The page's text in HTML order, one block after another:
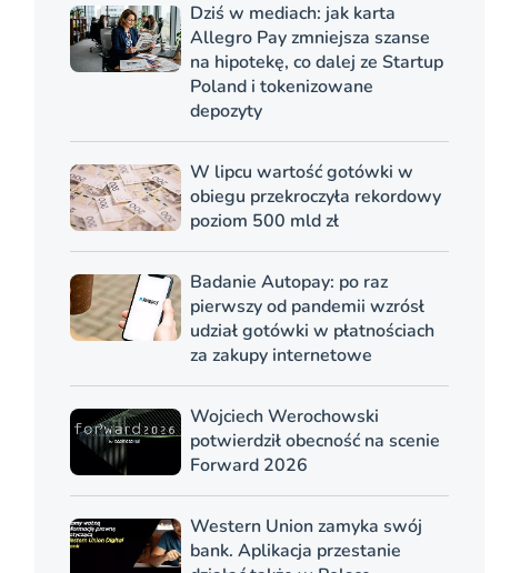
Dziś w mediach: jak karta
Allegro Pay zmniejsza szanse
na hipotekę, co dalej ze Startup
Poland i tokenizowane
depozyty
W lipcu wartość gotówki w
obiegu przekroczyła rekordowy
poziom 500 mld zł
Badanie Autopay: po raz
pierwszy od pandemii wzrósł
udział gotówki w płatnościach
za zakupy internetowe
Wojciech Werochowski
potwierdził obecność na scenie
Forward 2026
Western Union zamyka swój
bank. Aplikacja przestanie